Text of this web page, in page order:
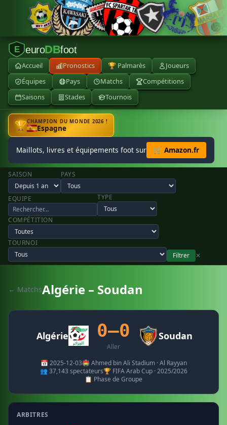
E euroDBfoot
Accueil Pronostics 🏆 Palmarès
Joueurs
Équipes
Pays Matchs
Compétitions
Saisons
Stades Tournois
🏆CHAMPION DU MONDE 2026 !
Espagne
Maillots, livres et équipements foot sur 🛒 Amazon.fr
SAISON PAYS
EQUIPE TYPE
COMPÉTITION
TOURNOI
Filtrer
✕
← MatchsAlgérie – Soudan
Algérie 0–0
Aller
Soudan
📅 2025-12-03🏟️ Ahmed bin Ali Stadium · Al Rayyan
👥 37,143 spectateurs🏆 FIFA Arab Cup · 2025/2026
📋 Phase de Groupe
ARBITRES